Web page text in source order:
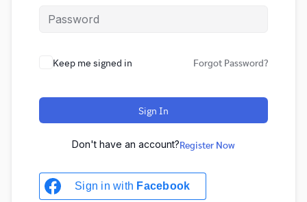
Keep me signed in Forgot Password?
Sign In
Don't have an account?Register Now
Sign in with Facebook